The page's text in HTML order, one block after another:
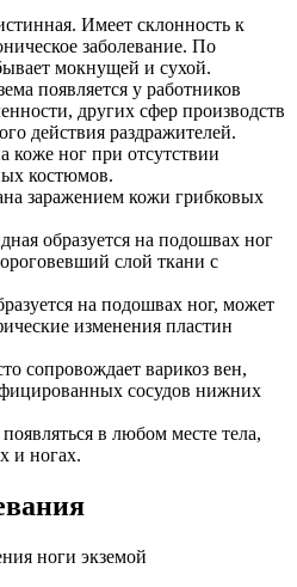
Имеет склонность к
заболевание. По
мокнущей и сухой.
появляется у работников
других сфер производств
действия раздражителей.
коже ног при отсутствии
костюмов.
заражением кожи грибковых
образуется на подошвах ног
слой ткани с
на подошвах ног, может
изменения пластин
сопровождает варикоз вен,
сосудов нижних
в любом месте тела,
и ногах.